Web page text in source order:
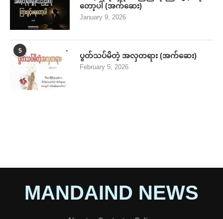
တော့ပါ (အက်ဆေး)
January 9, 2026
5
ပွတ်သပ်မိတဲ့ အလှတရား (အက်ဆေး)
February 5, 2026
MANDAIND NEWS